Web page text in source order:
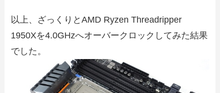
以上、ざっくりとAMD Ryzen Threadripper
1950Xを4.0GHzへオーバークロックしてみた結果
でした。